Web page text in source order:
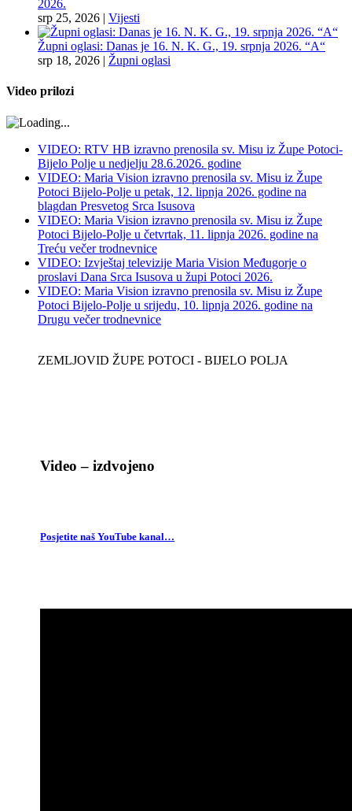
2026.
srp 25, 2026 | Vijesti
Župni oglasi: Danas je 16. N. K. G., 19. srpnja 2026. “A“
srp 18, 2026 | Župni oglasi
Video prilozi
VIDEO: RTV HB izravno prenosila sv. Misu iz Župe Potoci-
Bijelo Polje u nedjelju 28.6.2026. godine
VIDEO: Maria Vision izravno prenosila sv. Misu iz Župe
Potoci Bijelo-Polje u petak, 12. lipnja 2026. godine na
blagdan Presvetog Srca Isusova
VIDEO: Maria Vision izravno prenosila sv. Misu iz Župe
Potoci Bijelo-Polje u četvrtak, 11. lipnja 2026. godine na
Treću večer trodnevnice
VIDEO: Izvještaj televizije Maria Vision Međugorje o
proslavi Dana Srca Isusova u župi Potoci 2026.
VIDEO: Maria Vision izravno prenosila sv. Misu iz Župe
Potoci Bijelo-Polje u srijedu, 10. lipnja 2026. godine na
Drugu večer trodnevnice
ZEMLJOVID ŽUPE POTOCI - BIJELO POLJA
Video – izdvojeno
Posjetite naš YouTube kanal…